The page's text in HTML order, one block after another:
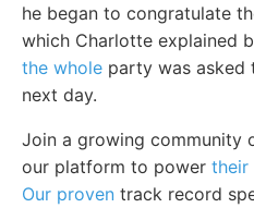
he began to congratulate
which Charlotte explained
the whole party was asked
next day.
Join a growing community
our platform to power their
Our proven track record